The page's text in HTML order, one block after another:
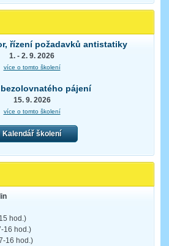
řízení požadavků antistatiky
1. - 2. 9. 2026
více o tomto školení
pájení
15. 9. 2026
více o tomto školení
Kalendář školení
hod.)
16 hod.)
16 hod.)